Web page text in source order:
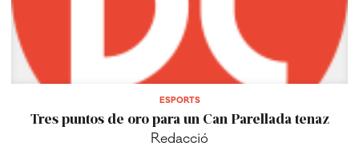
ESPORTS
Tres puntos de oro para un Can Parellada tenaz
Redacció